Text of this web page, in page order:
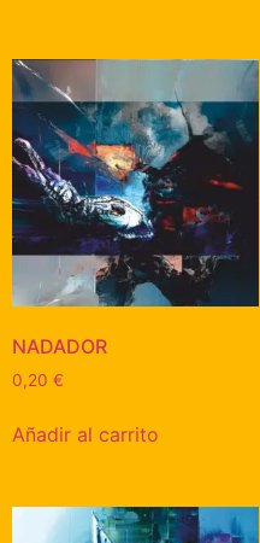
NADADOR
0,20 €
Añadir al carrito